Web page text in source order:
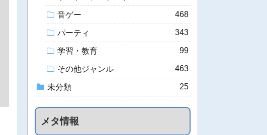
音ゲー 468
パーティ 343
学習・教育 99
その他ジャンル 463
未分類 25
メタ情報